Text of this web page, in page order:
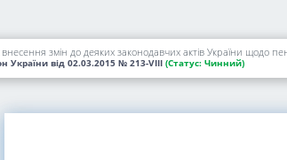
змін до деяких законодавчих актів України щодо
України від 02.03.2015 № 213-VIII (Статус: Чинний)